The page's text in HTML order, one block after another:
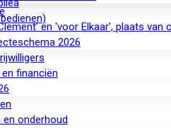
en ‘voor Elkaar’, plaats
2026
financiën
onderhoud